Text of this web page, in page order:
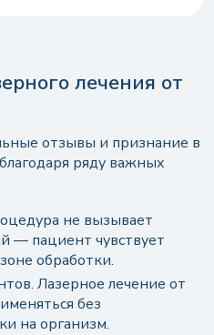
лечения от
отзывы и признание в
ряду важных
не вызывает
— пациент чувствует
обработки.
Лазерное лечение от
без
на организм.